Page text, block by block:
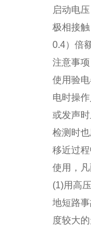
启动电
极相接
0.4）倍
注意事项
使用验
电时操
或发声
检测时
移近过
使用，
(1)用高
地短路
度较大